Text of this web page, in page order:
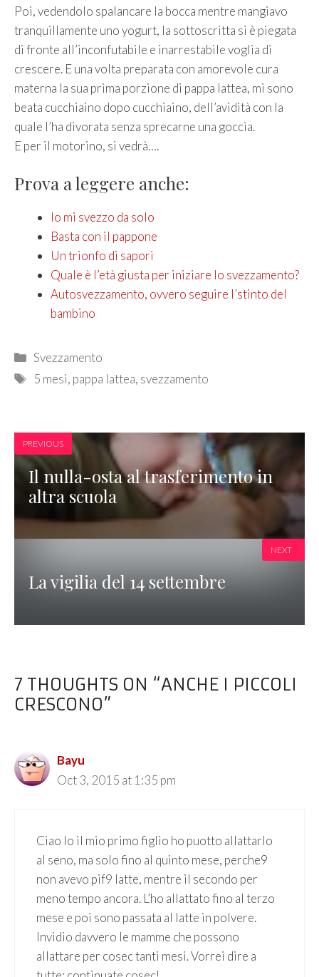
Poi, vedendolo spalancare la bocca mentre mangiavo
tranquillamente uno yogurt, la sottoscritta si è piegata
di fronte all’inconfutabile e inarrestabile voglia di
crescere. E una volta preparata con amorevole cura
materna la sua prima porzione di pappa lattea, mi sono
beata cucchiaino dopo cucchiaino, dell’avidità con la
quale l’ha divorata senza sprecarne una goccia.
E per il motorino, si vedrà….
Prova a leggere anche:
Io mi svezzo da solo
Basta con il pappone
Un trionfo di sapori
Quale è l’età giusta per iniziare lo svezzamento?
Autosvezzamento, ovvero seguire l’stinto del
bambino
Categories
Svezzamento
Tags
5 mesi, pappa lattea, svezzamento
PREVIOUS
Il nulla-osta al trasferimento in
altra scuola
La vigilia del 14 settembre
NEXT
7 THOUGHTS ON “ANCHE I PICCOLI
CRESCONO”
Bayu
Oct 3, 2015 at 1:35 pm
Ciao Io il mio primo figlio ho puotto allattarlo
al seno, ma solo fino al quinto mese, perche9
non avevo pif9 latte, mentre il secondo per
meno tempo ancora. L’ho allattato fino al terzo
mese e poi sono passata al latte in polvere.
Invidio davvero le mamme che possono
allattare per cosec tanti mesi. Vorrei dire a